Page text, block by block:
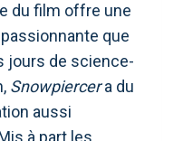
du film offre une
que
jours de science-
Snowpiercera du
aussi
à part les